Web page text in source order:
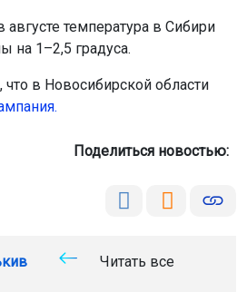
августе температура в Сибири
на 1–2,5 градуса.
что в Новосибирской области
Поделиться новостью:
Читать все